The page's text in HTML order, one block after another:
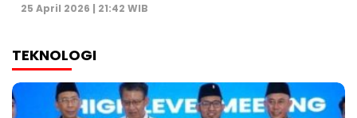
25 April 2026 | 21:42 WIB
TEKNOLOGI